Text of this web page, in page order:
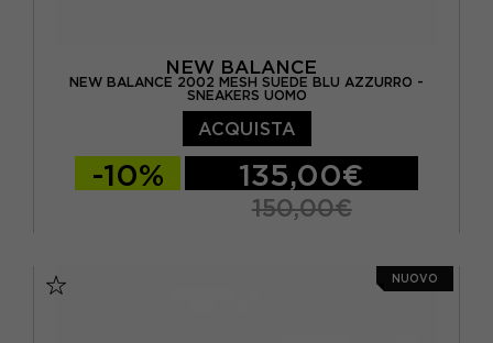
NEW BALANCE
NEW BALANCE 2002 MESH SUEDE BLU AZZURRO -
SNEAKERS UOMO
EUR 42.5 / US 9
ACQUISTA
-10% 135,00€
150,00€
NUOVO